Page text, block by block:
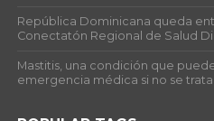
República Dominicana queda
Conectatón Regional de Salud
Mastitis, una condición que
emergencia médica si no se